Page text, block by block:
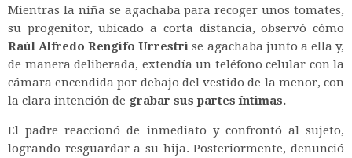
Mientras la niña se agachaba para recoger unos tomates,
su progenitor, ubicado a corta distancia, observó cómo
Raúl Alfredo Rengifo Urrestri se agachaba junto a ella y,
de manera deliberada, extendía un teléfono celular con la
cámara encendida por debajo del vestido de la menor, con
la clara intención de grabar sus partes íntimas.
El padre reaccionó de inmediato y confrontó al sujeto,
logrando resguardar a su hija. Posteriormente, denunció